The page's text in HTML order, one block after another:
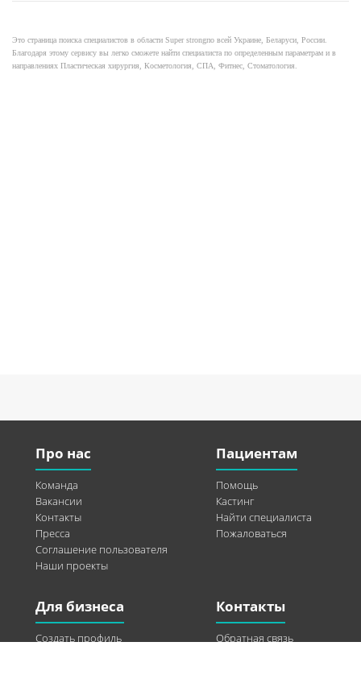
Это страница поиска специалистов в области Super strongпо всей Украине, Беларуси, России.
Благодаря этому сервису вы легко сможете найти специалиста по определенным параметрам и в
направлениях Пластическая хирургия, Косметология, СПА, Фитнес, Стоматология.
Про нас
Команда
Вакансии
Контакты
Пресса
Соглашение пользователя
Наши проекты
Пациентам
Помощь
Кастинг
Найти специалиста
Пожаловаться
Для бизнеса
Создать профиль
Контакты
Обратная связь